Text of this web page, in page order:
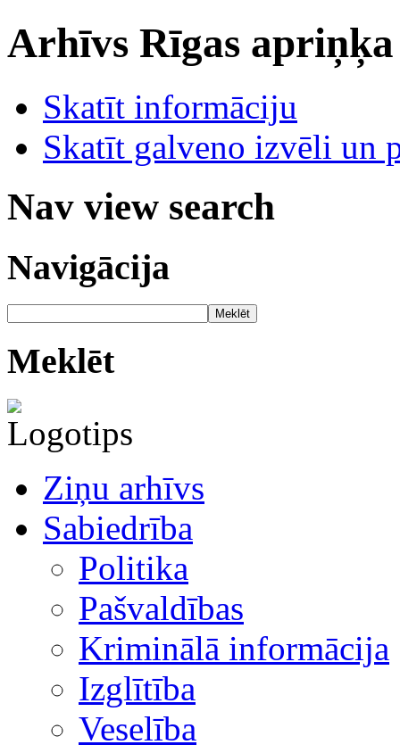
Arhīvs Rīgas
Skatīt informāciju
Skatīt galveno izvēli un
Nav view search
Navigācija
Meklēt
Meklēt
Ziņu arhīvs
Sabiedrība
Politika
Pašvaldības
Kriminālā informācija
Izglītība
Veselība